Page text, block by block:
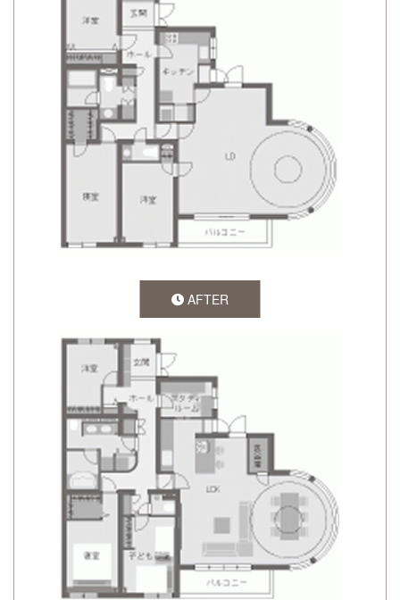
AFTER